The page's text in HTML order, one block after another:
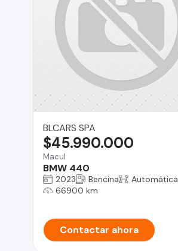
BLCARS SPA
Macul
BMW 440
$45.990.000
2023 Bencina
Automática
66900 km
Contactar ahora